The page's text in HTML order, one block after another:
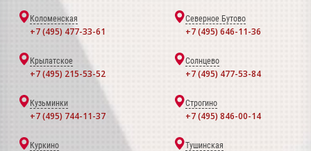
Коломенская
+7 (495) 477-33-61
Северное Бутово
+7 (495) 646-11-36
Крылатское
+7 (495) 215-53-52
Солнцево
+7 (495) 477-53-84
Кузьминки
+7 (495) 744-11-37
Строгино
+7 (495) 846-00-14
Куркино Тушинская